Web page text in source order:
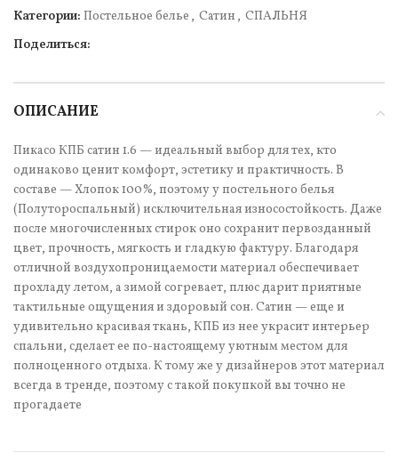
Категории: Постельное белье , Сатин , СПАЛЬНЯ
Поделиться:
ОПИСАНИЕ
Пикасо КПБ сатин 1.6 — идеальный выбор для тех, кто
одинаково ценит комфорт, эстетику и практичность. В
составе — Хлопок 100%, поэтому у постельного белья
(Полутороспальный) исключительная износостойкость. Даже
после многочисленных стирок оно сохранит первозданный
цвет, прочность, мягкость и гладкую фактуру. Благодаря
отличной воздухопроницаемости материал обеспечивает
прохладу летом, а зимой согревает, плюс дарит приятные
тактильные ощущения и здоровый сон. Сатин — еще и
удивительно красивая ткань, КПБ из нее украсит интерьер
спальни, сделает ее по-настоящему уютным местом для
полноценного отдыха. К тому же у дизайнеров этот материал
всегда в тренде, поэтому с такой покупкой вы точно не
прогадаете